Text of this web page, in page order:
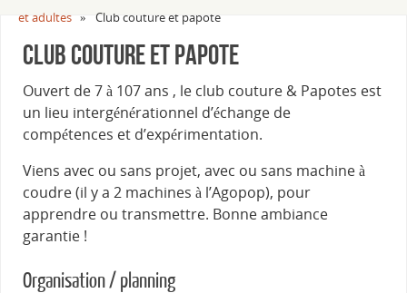
et adultes » Club couture et papote
Club couture et papote
Ouvert de 7 à 107 ans , le club couture & Papotes est
un lieu intergénérationnel d’échange de
compétences et d’expérimentation.
Viens avec ou sans projet, avec ou sans machine à
coudre (il y a 2 machines à l’Agopop), pour
apprendre ou transmettre. Bonne ambiance
garantie !
Organisation / planning